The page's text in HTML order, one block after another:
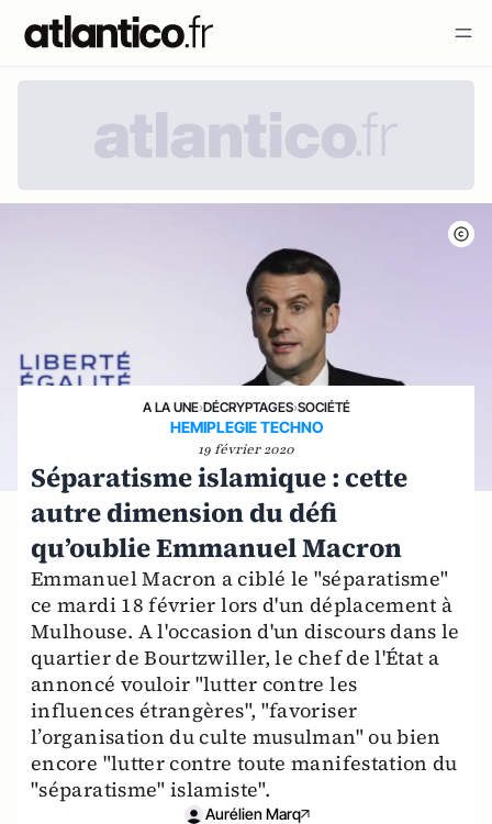
A LA UNE›DÉCRYPTAGES›SOCIÉTÉ
HEMIPLEGIE TECHNO
19 février 2020
Séparatisme islamique : cette
autre dimension du défi
qu’oublie Emmanuel Macron
Emmanuel Macron a ciblé le "séparatisme"
ce mardi 18 février lors d'un déplacement à
Mulhouse. A l'occasion d'un discours dans le
quartier de Bourtzwiller, le chef de l'État a
annoncé vouloir "lutter contre les
influences étrangères", "favoriser
l’organisation du culte musulman" ou bien
encore "lutter contre toute manifestation du
"séparatisme" islamiste".
Aurélien Marq